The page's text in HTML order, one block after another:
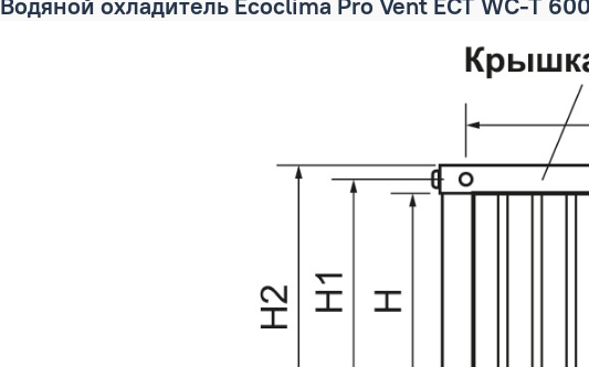
Главная
Водяной охладитель Ecoclima Pro Vent ECT WC-T 600*300
Водяной охладитель Ecoclima Pro Vent ECT